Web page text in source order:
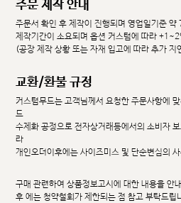
주문 제작 안내
주문서 확인 후 제작이 진행되며 영업일기준
제작기간이 소요되며 옵션 커스텀에 따라
(공장 제작 상황 또는 자재 입고에 따라 추가 지
교환/환불 규정
커스텀무드는 고객님께서 요청한 주문사항에
드
수제화 공정으로 전자상거래등에서의 소비자
라
개인오더이후에는 사이즈미스 및 단순변심의
구매 관련하여 상품정보고시에 대한 내용을 안
후 에는 청약철회가 제한되는 점 참고 부탁드립